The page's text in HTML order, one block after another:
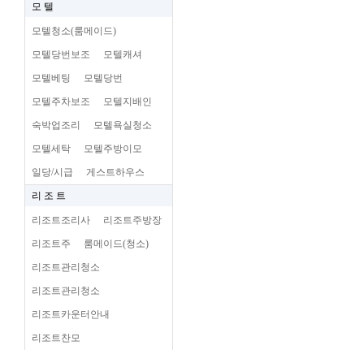
모 텔
모텔청소(룸메이드)
모텔당번보조 모텔캐셔
모텔베팅 모텔당번
모텔주차보조 모텔지배인
숙박업조리 모텔욕실청소
모텔세탁 모텔주방이모
일당/시급 게스트하우스
리 조 트
리조트조리사 리조트주방장
리조트주 룸메이드(청소)
리조트관리청소
리조트관리청소
리조트카운터안내
리조트찬모